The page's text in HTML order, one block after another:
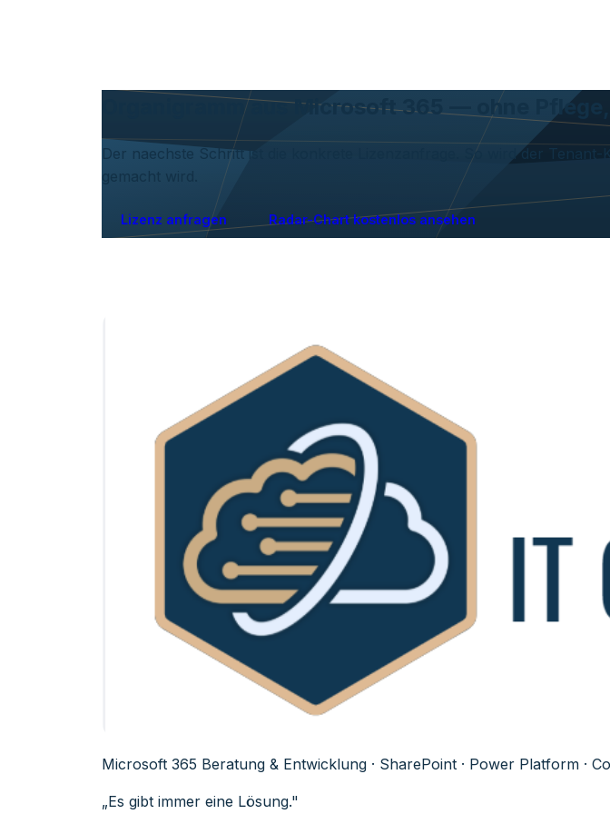
Organigramm aus Microsoft 365 — ohne
Der naechste Schritt ist die konkrete Lizenzanfrage. So wird der
gemacht wird.
Lizenz anfragen Radar-Chart kostenlos ansehen
Microsoft 365 Beratung & Entwicklung · SharePoint · Power Platform ·
„Es gibt immer eine Lösung."